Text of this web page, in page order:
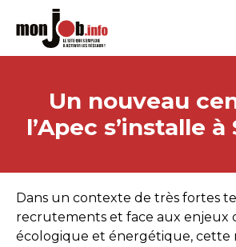
Un nouveau
l’Apec s’installe
Dans un contexte de très fortes
recrutements et face aux enjeux
écologique et énergétique, cette